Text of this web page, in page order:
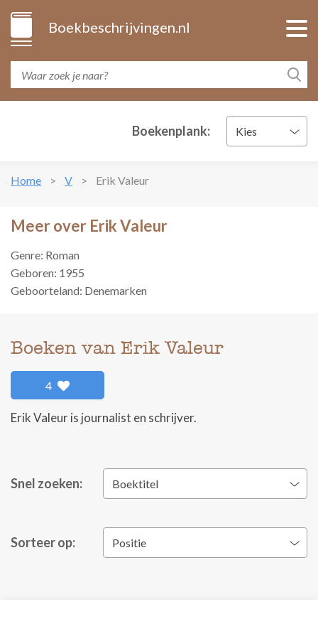
Boekbeschrijvingen.nl
Boekenplank: Kies
Home V Erik Valeur
Meer over Erik Valeur
Genre: Roman
Geboren: 1955
Geboorteland: Denemarken
Boeken van Erik Valeur
4
Erik Valeur is journalist en schrijver.
Snel zoeken: Boektitel
Sorteer op: Positie